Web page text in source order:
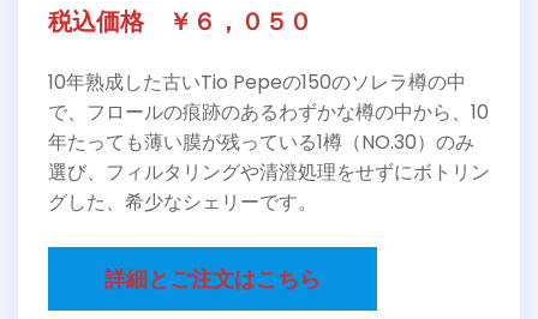
税込価格 ￥６，０５０
10年熟成した古いTio Pepeの150のソレラ樽の中
で、フロールの痕跡のあるわずかな樽の中から、10
年たっても薄い膜が残っている1樽（NO.30）のみ
選び、フィルタリングや清澄処理をせずにボトリン
グした、希少なシェリーです。
詳細とご注文はこちら